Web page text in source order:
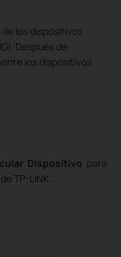
los dispositivos
Después de
los dispositivos
Dispositivo para
TP-LINK.